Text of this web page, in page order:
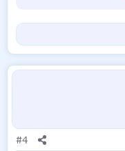
لنظام كروم أو إس
#4